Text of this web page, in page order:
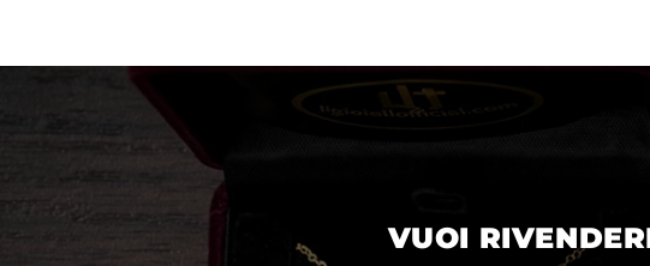
VUOI